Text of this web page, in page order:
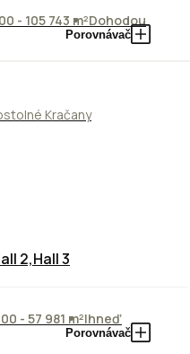
- 105 743 m²Dohodou
Porovnávač
Kračany
2,Hall 3
- 57 981 m²Ihneď
Porovnávač